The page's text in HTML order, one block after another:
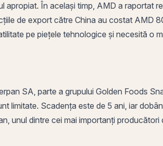
În același timp, AMD a raportat
de export către China au costat AMD
pe piețele tehnologice și necesită o
SA, parte a grupului Golden Foods
limitate. Scadența este de 5 ani, iar
unul dintre cei mai importanți producători